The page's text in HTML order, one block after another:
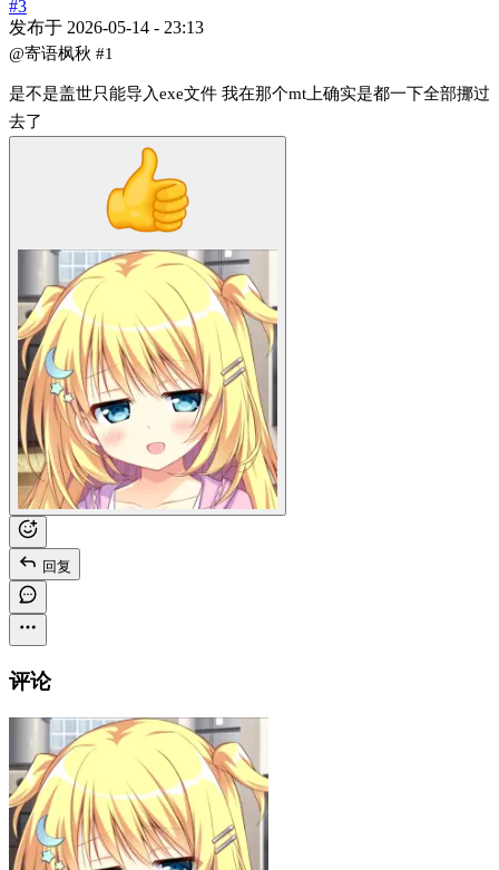
#3
发布于 2026-05-14 - 23:13
@寄语枫秋 #1
是不是盖世只能导入exe文件 我在那个mt上确实是都一下全部挪过
去了
回复
评论